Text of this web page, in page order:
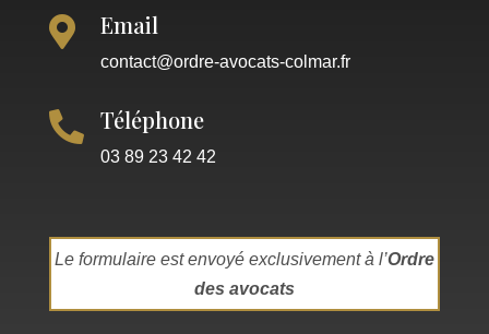
 Email
contact@ordre-avocats-colmar.fr
 Téléphone
03 89 23 42 42
Le formulaire est envoyé exclusivement à l’Ordre
des avocats